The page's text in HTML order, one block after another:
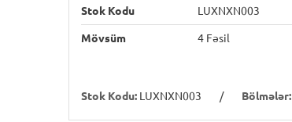
Stok Kodu LUXNXN003
Mövsüm 4 Fəsil
Stok Kodu: LUXNXN003 / Bölmələr: